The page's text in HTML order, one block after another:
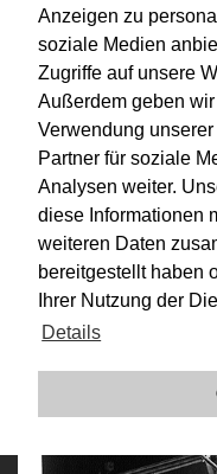
Anzeigen zu
soziale Medien
Zugriffe auf unsere
Außerdem geben
Verwendung
Partner für soziale
Analysen weiter.
diese Informationen
weiteren Daten
bereitgestellt haben
Ihrer Nutzung der
Details
wie das kino.“ (V.E., Archiv)
1970
Genitalpanik
VALIE EXPORT auf
in München - Aufführung
Skinner in Unlock Art:
22.04.1969